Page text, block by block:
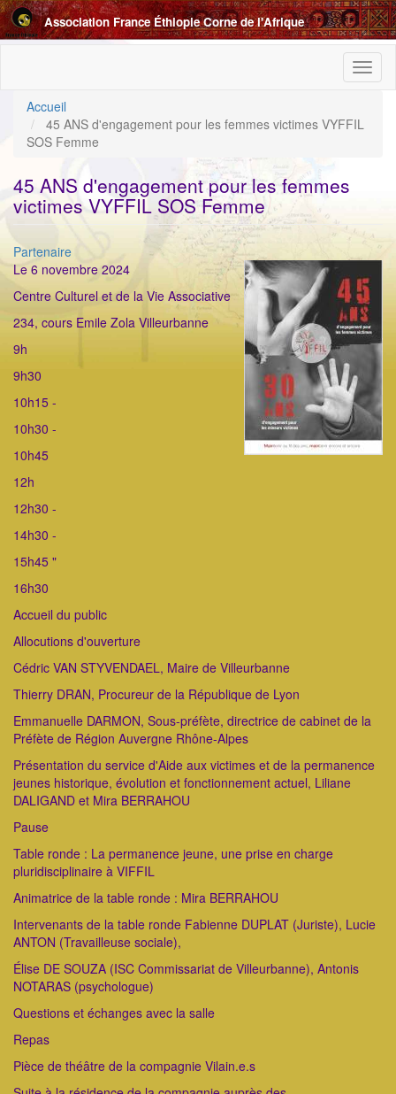
Aller
au
contenu
Association France Éthiopie Corne de l'Afrique
Accueil
45 ANS d'engagement pour les femmes victimes VYFFIL
SOS Femme
45 ANS d'engagement pour les femmes
victimes VYFFIL SOS Femme
Catégorie
Partenaire
ImageenAvant
Le 6 novembre 2024
Centre Culturel et de la Vie Associative
234, cours Emile Zola Villeurbanne
9h
9h30
10h15 -
10h30 -
10h45
12h
12h30 -
14h30 -
15h45 "
16h30
Accueil du public
Allocutions d'ouverture
Cédric VAN STYVENDAEL, Maire de Villeurbanne
Thierry DRAN, Procureur de la République de Lyon
Emmanuelle DARMON, Sous-préfète, directrice de cabinet de la
Préfète de Région Auvergne Rhône-Alpes
Présentation du service d'Aide aux victimes et de la permanence
jeunes historique, évolution et fonctionnement actuel, Liliane
DALIGAND et Mira BERRAHOU
Pause
Table ronde : La permanence jeune, une prise en charge
pluridisciplinaire à VIFFIL
Animatrice de la table ronde : Mira BERRAHOU
Intervenants de la table ronde Fabienne DUPLAT (Juriste), Lucie
ANTON (Travailleuse sociale),
Élise DE SOUZA (ISC Commissariat de Villeurbanne), Antonis
NOTARAS (psychologue)
Questions et échanges avec la salle
Repas
Pièce de théâtre de la compagnie Vilain.e.s